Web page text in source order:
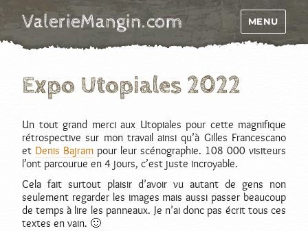
ValerieMangin.com MENU
Expo Utopiales 2022
Un tout grand merci aux Utopiales pour cette magnifique
rétrospective sur mon travail ainsi qu’à Gilles Francescano
et Denis Bajram pour leur scénographie. 108 000 visiteurs
l’ont parcourue en 4 jours, c’est juste incroyable.
Cela fait surtout plaisir d’avoir vu autant de gens non
seulement regarder les images mais aussi passer beaucoup
de temps à lire les panneaux. Je n’ai donc pas écrit tous ces
textes en vain. 🙂